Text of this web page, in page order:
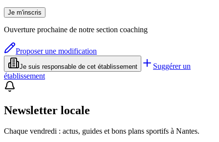
Je m'inscris
Ouverture prochaine de notre section coaching
Proposer une modification
Je suis responsable de cet établissement
Suggérer un
établissement
Newsletter locale
Chaque vendredi : actus, guides et bons plans sportifs à Nantes.